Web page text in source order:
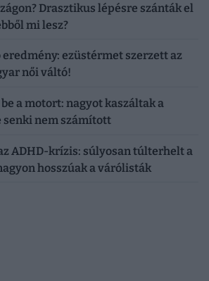
Drasztikus lépésre szánták el
mi lesz?
eredmény: ezüstérmet szerzett az
női váltó!
a motort: nagyot kaszáltak a
senki nem számított
ADHD-krízis: súlyosan túlterhelt a
hosszúak a várólisták